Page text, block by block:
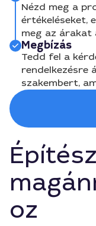
Nézd meg a
értékeléseket,
meg az árakat
Megbízás
Tedd fel a
rendelkezésre
szakembert,
oz